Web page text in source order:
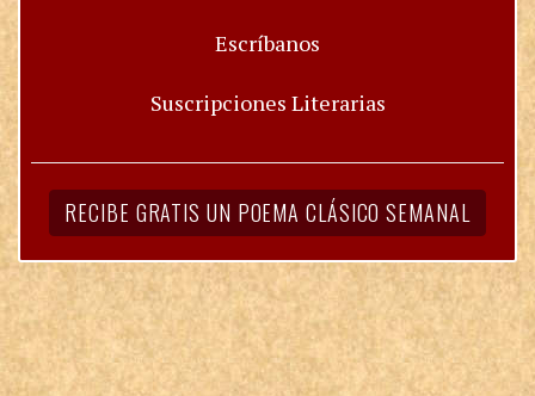
Escríbanos
Suscripciones Literarias
RECIBE GRATIS UN POEMA CLÁSICO SEMANAL